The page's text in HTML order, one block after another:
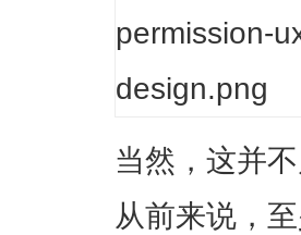
当然，这并
从前来说，